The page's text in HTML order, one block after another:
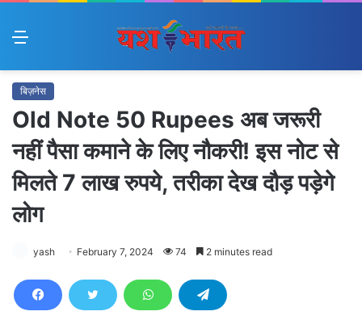
Menu
बिज़नेस
Old Note 50 Rupees अब जरूरी
नहीं पैसा कमाने के लिए नौकरी! इस नोट से
मिलते 7 लाख रुपये, तरीका देख दौड़ पड़ेगे
लोग
yash February 7, 2024 74 2 minutes read